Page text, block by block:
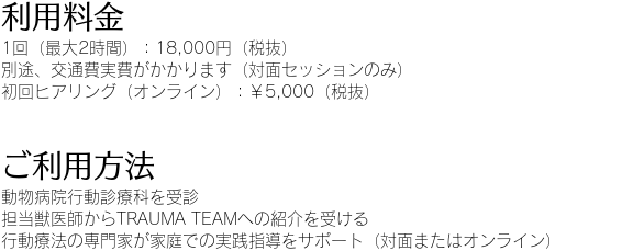
利用料金
1回（最大2時間）：18,000円（税抜）
別途、交通費実費がかかります（対面セッションのみ）
​初回ヒアリング（オンライン）：￥5,000（税抜）
ご利用方法
動物病院行動診療科を受診
担当獣医師からTRAUMA TEAMへの紹介を受ける
行動療法の専門家が家庭での実践指導をサポート（対面またはオンライン）